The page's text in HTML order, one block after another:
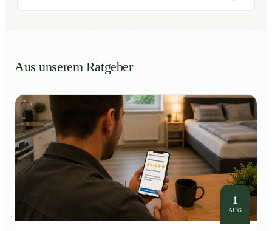
Aus unserem Ratgeber
1
AUG